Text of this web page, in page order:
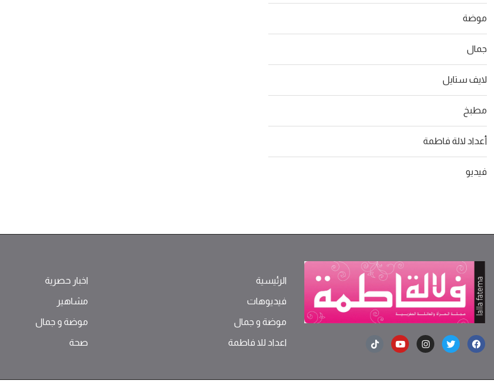
موضة
جمال
لايف ستايل
مطبخ
أعداد لالة فاطمة
فيديو
الرئيسية
فيديوهات
موضة ‫و‬ ‫‬‫جمال‬
اعداد للا فاطمة
اخبار حصرية
مشاهير
موضة ‫و‬ ‫‬‫جمال‬
صحة